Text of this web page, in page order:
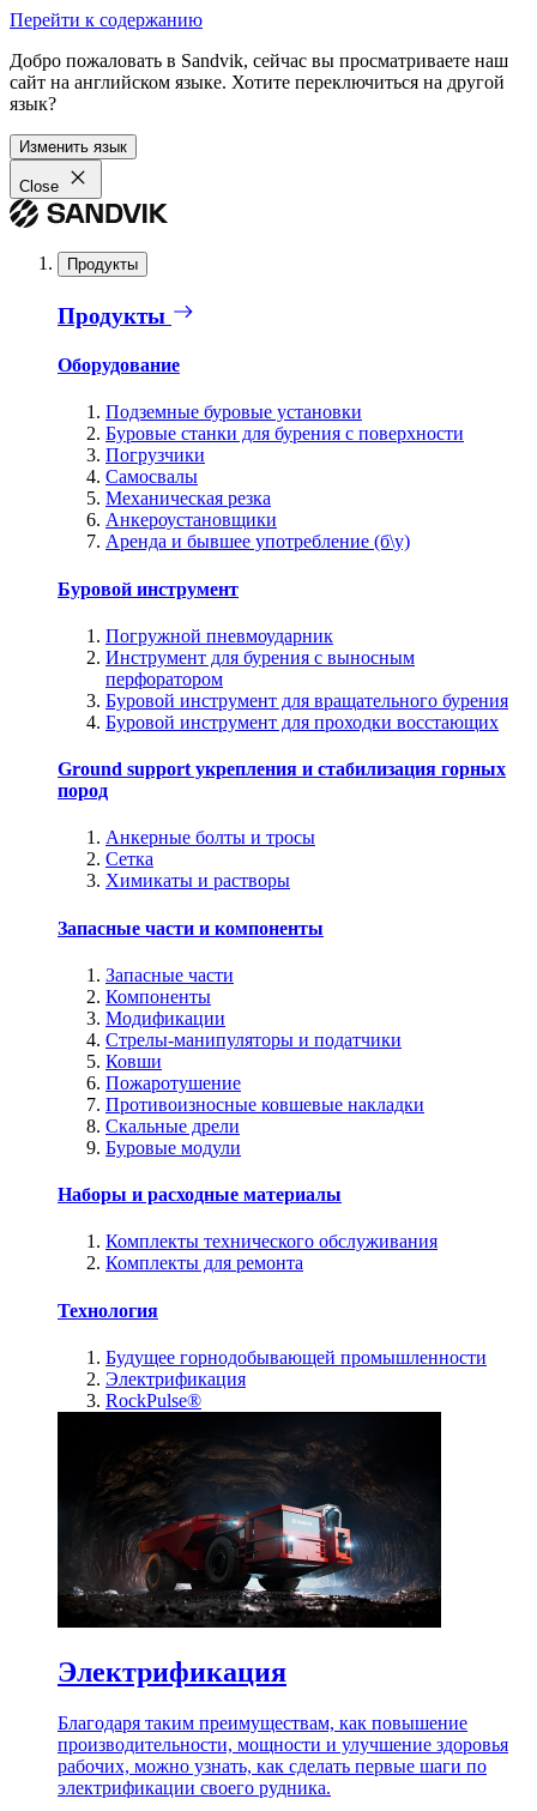
Перейти к содержанию
Добро пожаловать в Sandvik, сейчас вы просматриваете наш
сайт на английском языке. Хотите переключиться на другой
язык?
Изменить язык
Close
Продукты
Продукты
Оборудование
Подземные буровые установки
Буровые станки для бурения с поверхности
Погрузчики
Самосвалы
Механическая резка
Анкероустановщики
Аренда и бывшее употребление (б\у)
Буровой инструмент
Погружной пневмоударник
Инструмент для бурения с выносным
перфоратором
Буровой инструмент для вращательного бурения
Буровой инструмент для проходки восстающих
Ground support укрепления и стабилизация горных
пород
Анкерные болты и тросы
Сетка
Химикаты и растворы
Запасные части и компоненты
Запасные части
Компоненты
Модификации
Стрелы-манипуляторы и податчики
Ковши
Пожаротушение
Противоизносные ковшевые накладки
Скальные дрели
Буровые модули
Наборы и расходные материалы
Комплекты технического обслуживания
Комплекты для ремонта
Технология
Будущее горнодобывающей промышленности
Электрификация
RockPulse®
Электрификация
Благодаря таким преимуществам, как повышение
производительности, мощности и улучшение здоровья
рабочих, можно узнать, как сделать первые шаги по
электрификации своего рудника.